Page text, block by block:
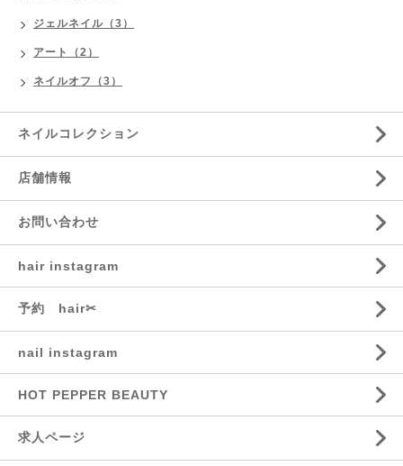
ジェルネイル（3）
アート（2）
ネイルオフ（3）
ネイルコレクション
店舗情報
お問い合わせ
hair instagram
予約 hair✂︎
nail instagram
HOT PEPPER BEAUTY
求人ページ